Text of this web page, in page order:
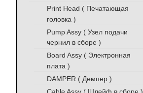
Print Head ( Печатающая
головка )
Pump Assy ( Узел подачи
чернил в сборе )
Board Assy ( Электронная
плата )
DAMPER ( Демпер )